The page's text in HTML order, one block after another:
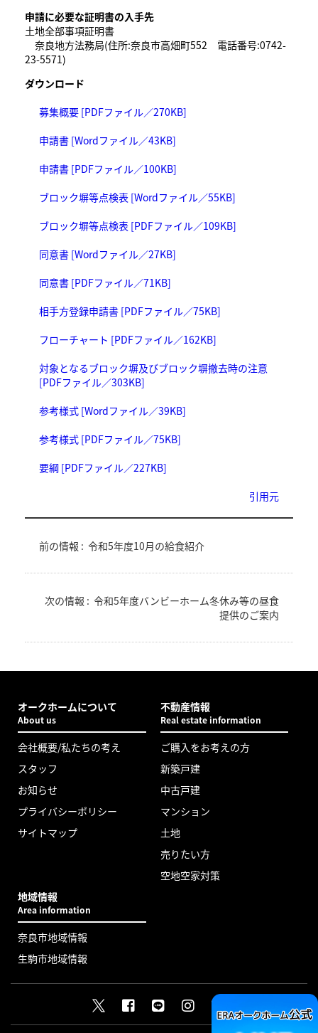
申請に必要な証明書の入手先
土地全部事項証明書
奈良地方法務局(住所:奈良市高畑町552 電話番号:0742-
23-5571)
ダウンロード
募集概要 [PDFファイル／270KB]
申請書 [Wordファイル／43KB]
申請書 [PDFファイル／100KB]
ブロック塀等点検表 [Wordファイル／55KB]
ブロック塀等点検表 [PDFファイル／109KB]
同意書 [Wordファイル／27KB]
同意書 [PDFファイル／71KB]
相手方登録申請書 [PDFファイル／75KB]
フローチャート [PDFファイル／162KB]
対象となるブロック塀及びブロック塀撤去時の注意
[PDFファイル／303KB]
参考様式 [Wordファイル／39KB]
参考様式 [PDFファイル／75KB]
要綱 [PDFファイル／227KB]
引用元
前の情報 : 令和5年度10月の給食紹介
次の情報 : 令和5年度バンビーホーム冬休み等の昼食
提供のご案内
オークホームについて
About us
会社概要/私たちの考え
スタッフ
お知らせ
プライバシーポリシー
サイトマップ
不動産情報
Real estate information
ご購入をお考えの方
新築戸建
中古戸建
マンション
土地
売りたい方
空地空家対策
地域情報
Area information
奈良市地域情報
生駒市地域情報